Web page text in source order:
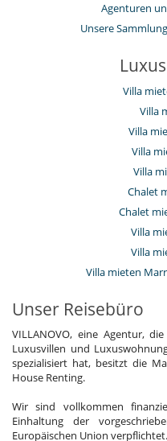
Agenturen
Unsere
Villa
Villa
Villa
Villa
Villa
Chalet
Chalet
Villa
Villa
Villa mieten
Unser Reisebüro
VILLANOVO, eine Agentur,
Luxusvillen und
spezialisiert hat, besitzt die
House Renting.
Wir sind vollkommen
Einhaltung der
Europäischen Union verpflichtet.